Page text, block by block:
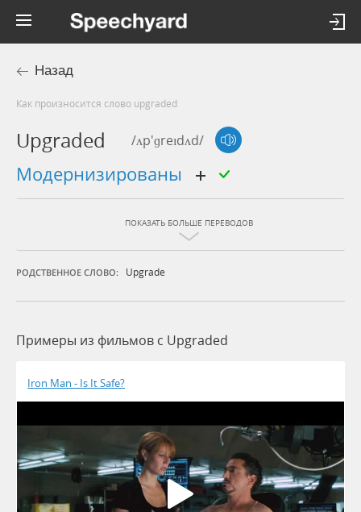
Назад
Как произносится слово upgraded
Upgraded /ʌp'ɡreɪdʌd/
модернизированы
ПОКАЗАТЬ БОЛЬШЕ ПЕРЕВОДОВ
РОДСТВЕННОЕ СЛОВО: Upgrade
Примеры из фильмов c Upgraded
Iron Man - Is It Safe?